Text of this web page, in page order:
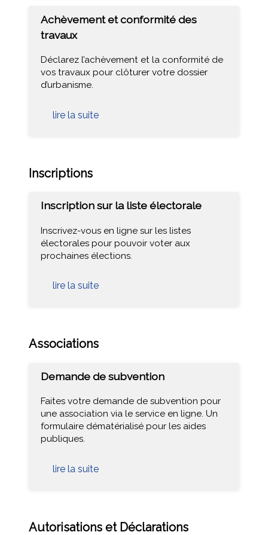
Achèvement et conformité des
travaux
Déclarez l’achèvement et la conformité de
vos travaux pour clôturer votre dossier
d’urbanisme.
lire la suite
Inscriptions
Inscription sur la liste électorale
Inscrivez-vous en ligne sur les listes
électorales pour pouvoir voter aux
prochaines élections.
lire la suite
Associations
Demande de subvention
Faites votre demande de subvention pour
une association via le service en ligne. Un
formulaire dématérialisé pour les aides
publiques.
lire la suite
Autorisations et Déclarations